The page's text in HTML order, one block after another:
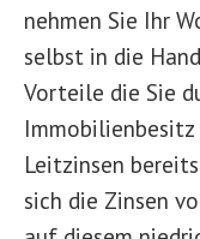
nehmen Sie Ihr
selbst in die
Vorteile die Sie
Immobilienbesitz
Leitzinsen
sich die Zinsen